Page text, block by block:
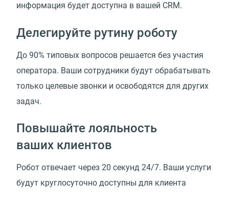
информация будет доступна в вашей CRM.
Делегируйте рутину роботу
До 90% типовых вопросов решается без участия
оператора. Ваши сотрудники будут обрабатывать
только целевые звонки и освободятся для других
задач.
Повышайте лояльность
ваших клиентов
Робот отвечает через 20 секунд 24/7. Ваши услуги
будут круглосуточно доступны для клиента